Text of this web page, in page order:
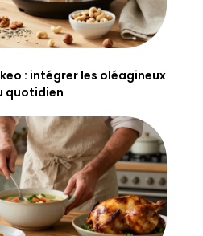
: intégrer les oléagineux
quotidien